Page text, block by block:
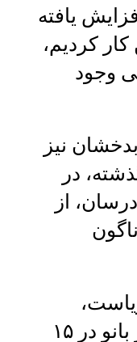
یافته
کار کردیم،
وجود
نیز
در
از
هم‌اکنون بیش از یک‌هزار بانو در ۱۵